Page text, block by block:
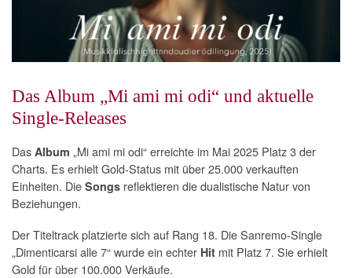
Das Album „Mi ami mi odi“ und aktuelle
Single-Releases
Das Album „Mi ami mi odi“ erreichte im Mai 2025 Platz 3 der
Charts. Es erhielt Gold-Status mit über 25.000 verkauften
Einheiten. Die Songs reflektieren die dualistische Natur von
Beziehungen.
Der Titeltrack platzierte sich auf Rang 18. Die Sanremo-Single
„Dimenticarsi alle 7“ wurde ein echter Hit mit Platz 7. Sie erhielt
Gold für über 100.000 Verkäufe.